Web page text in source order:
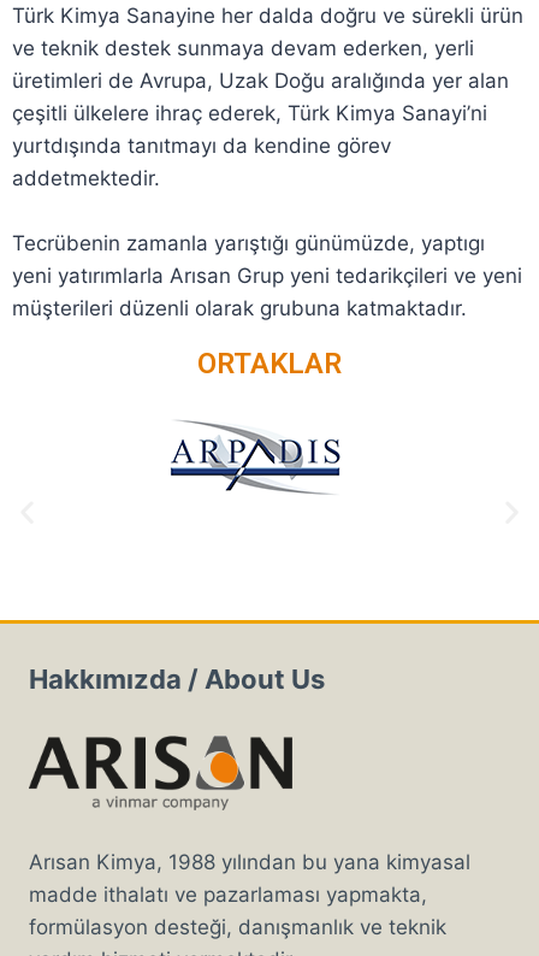
Türk Kimya Sanayine her dalda doğru ve sürekli ürün
ve teknik destek sunmaya devam ederken, yerli
üretimleri de Avrupa, Uzak Doğu aralığında yer alan
çeşitli ülkelere ihraç ederek, Türk Kimya Sanayi’ni
yurtdışında tanıtmayı da kendine görev
addetmektedir.
Tecrübenin zamanla yarıştığı günümüzde, yaptıgı
yeni yatırımlarla Arısan Grup yeni tedarikçileri ve yeni
müşterileri düzenli olarak grubuna katmaktadır.
ORTAKLAR
Hakkımızda / About Us
Arısan Kimya, 1988 yılından bu yana kimyasal
madde ithalatı ve pazarlaması yapmakta,
formülasyon desteği, danışmanlık ve teknik